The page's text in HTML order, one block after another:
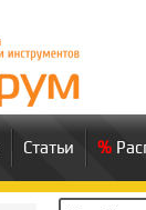
Статьи